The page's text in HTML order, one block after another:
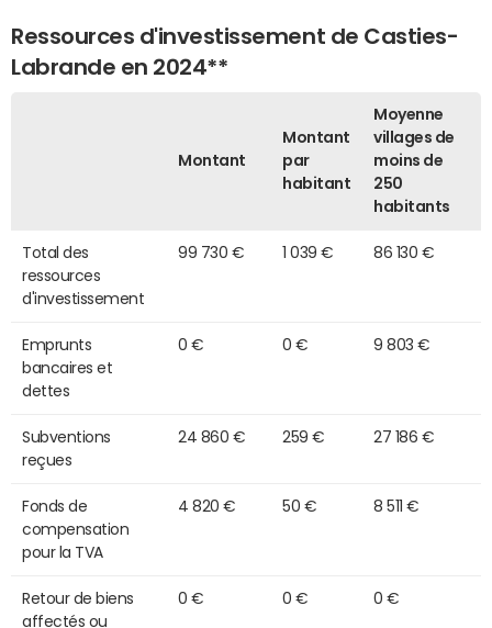
Ressources d'investissement de Casties-
Labrande en 2024**
Montant
Montant
par
habitant
Moyenne
villages de
moins de
250
habitants
Total des
ressources
d'investissement
99 730 € 1 039 € 86 130 €
Emprunts
bancaires et
dettes
0 € 0 € 9 803 €
Subventions
reçues
24 860 € 259 € 27 186 €
Fonds de
compensation
pour la TVA
4 820 € 50 € 8 511 €
Retour de biens
affectés ou
0 € 0 € 0 €